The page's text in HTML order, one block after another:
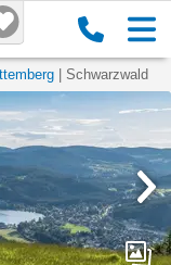
Schwarzwald